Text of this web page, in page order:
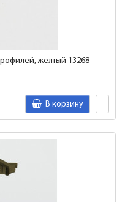
желтый 13268
В корзину